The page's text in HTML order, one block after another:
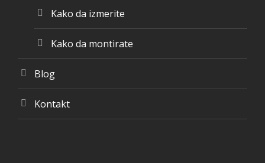
Kako da izmerite
Kako da montirate
Blog
Kontakt